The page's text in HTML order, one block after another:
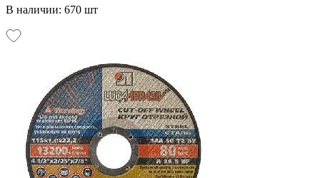
В наличии: 670 шт